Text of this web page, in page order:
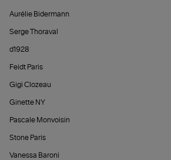
Aurélie Bidermann
Serge Thoraval
d1928
Feidt Paris
Gigi Clozeau
Ginette NY
Pascale Monvoisin
Stone Paris
Vanessa Baroni